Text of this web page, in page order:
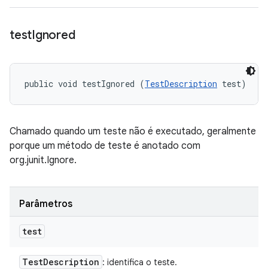
testIgnored
public void testIgnored (TestDescription test)
Chamado quando um teste não é executado, geralmente
porque um método de teste é anotado com
org.junit.Ignore.
Parâmetros
test
TestDescription : identifica o teste.